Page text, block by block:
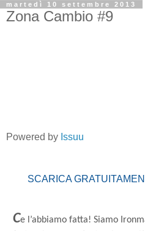
martedì 10 settembre 2013
Zona Cambio #9
Powered by Issuu
SCARICA
Ce l’abbiamo fatta! Siamo